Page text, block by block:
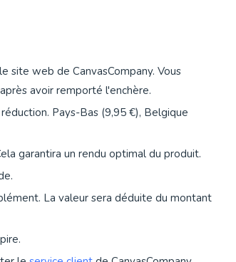
site web de CanvasCompany. Vous
avoir remporté l'enchère.
Pays-Bas (9,95 €), Belgique
garantira un rendu optimal du produit.
La valeur sera déduite du montant